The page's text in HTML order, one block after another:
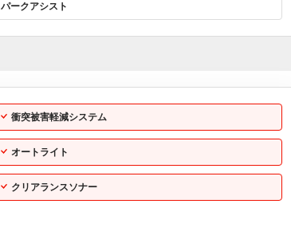
パークアシスト
衝突被害軽減システム
オートライト
クリアランスソナー